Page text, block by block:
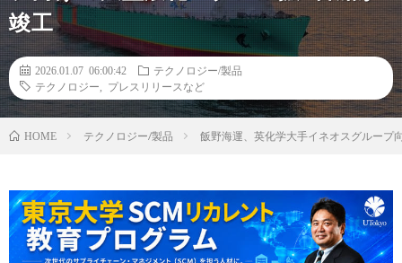
竣工
2026.01.07 06:00:42
テクノロジー/製品
テクノロジー
プレスリリースなど
HOME テクノロジー/製品 飯野海運、英化学大手イネオスグループ